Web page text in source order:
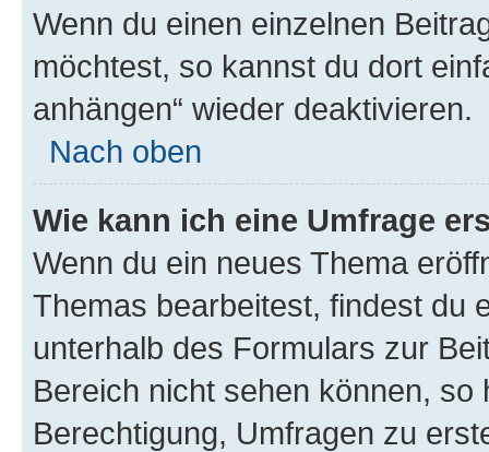
Wenn du einen einzelnen
möchtest, so kannst du dort
anhängen“ wieder deaktivieren.
Nach oben
Wie kann ich eine Umfrage
Wenn du ein neues Thema
Themas bearbeitest, findest du
unterhalb des Formulars zur
Bereich nicht sehen können,
Berechtigung, Umfragen zu